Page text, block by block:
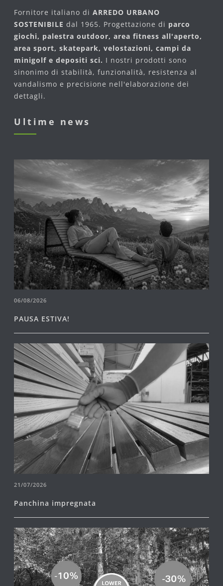
Fornitore italiano di ARREDO URBANO
SOSTENIBILE dal 1965. Progettazione di parco
giochi, palestra outdoor, area fitness all'aperto,
area sport, skatepark, velostazioni, campi da
minigolf e depositi sci. I nostri prodotti sono
sinonimo di stabilità, funzionalità, resistenza al
vandalismo e precisione nell'elaborazione dei
dettagli.
Ultime news
06/08/2026
PAUSA ESTIVA!
21/07/2026
Panchina impregnata